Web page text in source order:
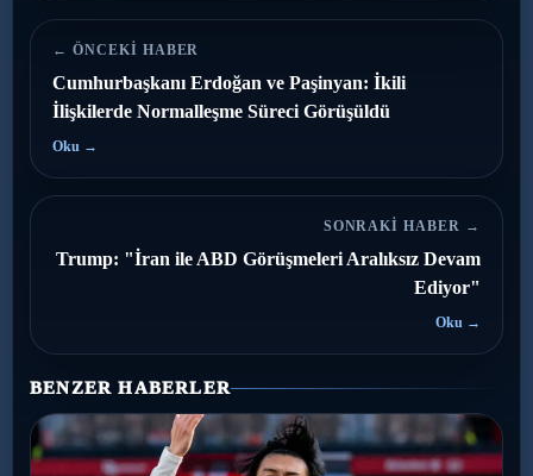
← ÖNCEKI HABER
Cumhurbaşkanı Erdoğan ve Paşinyan: İkili
İlişkilerde Normalleşme Süreci Görüşüldü
Oku →
SONRAKI HABER →
Trump: "İran ile ABD Görüşmeleri Aralıksız Devam
Ediyor"
Oku →
BENZER HABERLER